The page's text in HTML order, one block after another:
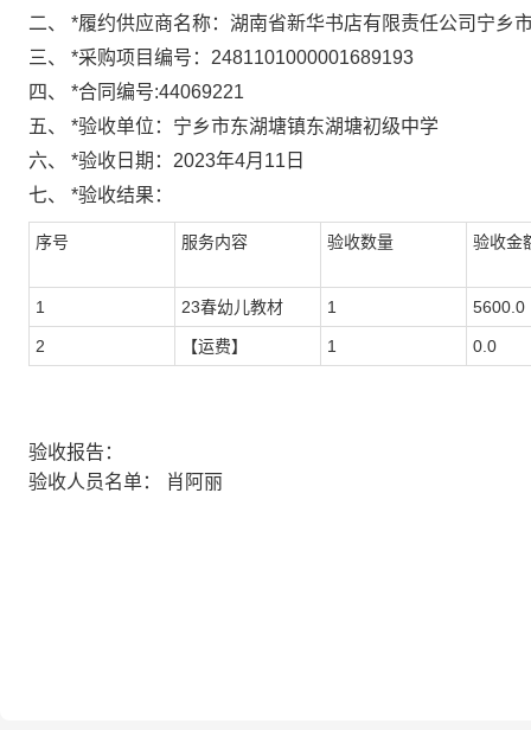
二、 *履约供应商名称： 湖南省新华书店有限责任公司宁乡
三、 *采购项目编号： 2481101000001689193
四、 *合同编号:44069221
五、 *验收单位： 宁乡市东湖塘镇东湖塘初级中学
六、 *验收日期： 2023年4月11日
七、 *验收结果：
序号 服务内容 验收数量 验收金
1 23春幼儿教材 1 5600.0
2 【运费】 1 0.0
验收报告：
验收人员名单：
肖阿丽